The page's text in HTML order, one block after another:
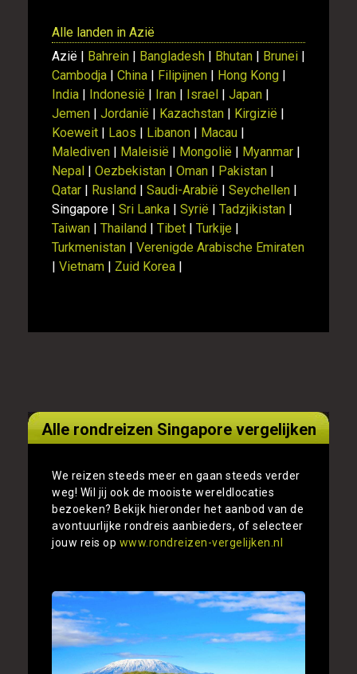
Alle landen in Azië
Azië | Bahrein | Bangladesh | Bhutan | Brunei |
Cambodja | China | Filipijnen | Hong Kong |
India | Indonesië | Iran | Israel | Japan |
Jemen | Jordanië | Kazachstan | Kirgizië |
Koeweit | Laos | Libanon | Macau |
Malediven | Maleisië | Mongolië | Myanmar |
Nepal | Oezbekistan | Oman | Pakistan |
Qatar | Rusland | Saudi-Arabië | Seychellen |
Singapore | Sri Lanka | Syrië | Tadzjikistan |
Taiwan | Thailand | Tibet | Turkije |
Turkmenistan | Verenigde Arabische Emiraten
| Vietnam | Zuid Korea |
Alle rondreizen Singapore vergelijken
We reizen steeds meer en gaan steeds verder
weg! Wil jij ook de mooiste wereldlocaties
bezoeken? Bekijk hieronder het aanbod van de
avontuurlijke rondreis aanbieders, of selecteer
jouw reis op www.rondreizen-vergelijken.nl